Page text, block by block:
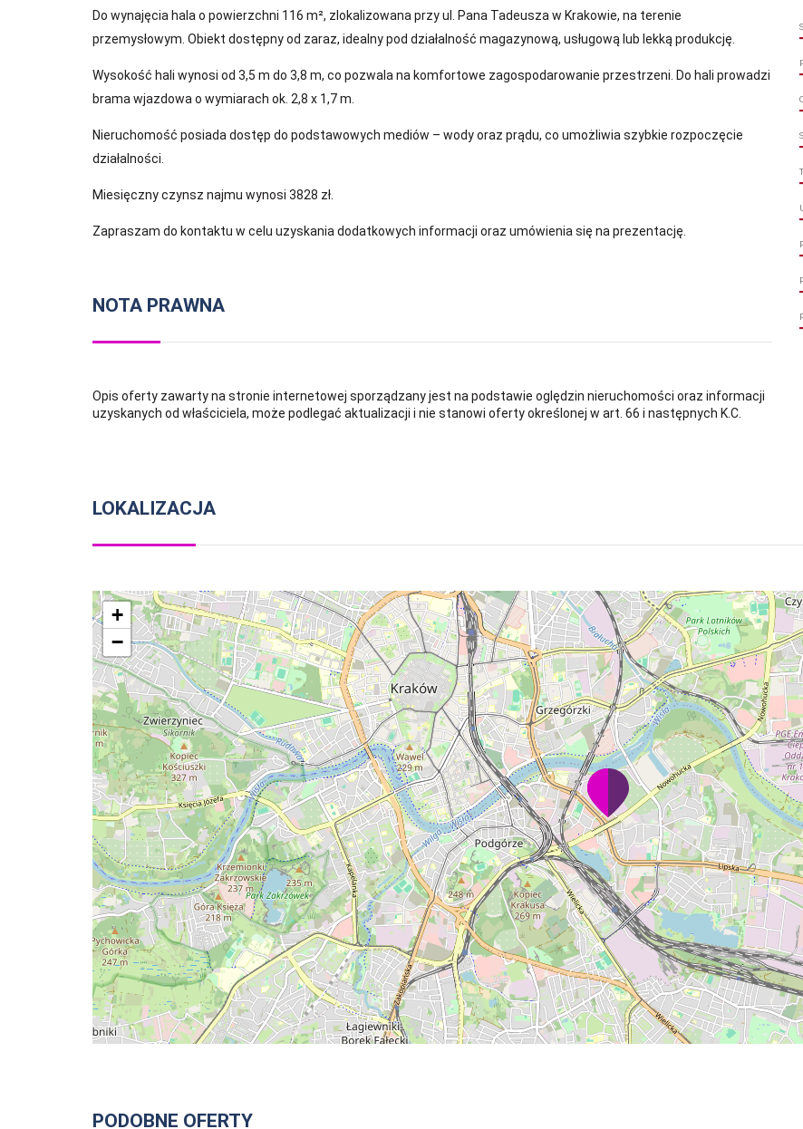
Do wynajęcia hala o powierzchni 116 m², zlokalizowana przy ul. Pana Tadeusza w Krakowie, na terenie
przemysłowym. Obiekt dostępny od zaraz, idealny pod działalność magazynową, usługową lub lekką produkcję.
Wysokość hali wynosi od 3,5 m do 3,8 m, co pozwala na komfortowe zagospodarowanie przestrzeni. Do hali prowadzi
brama wjazdowa o wymiarach ok. 2,8 x 1,7 m.
Nieruchomość posiada dostęp do podstawowych mediów – wody oraz prądu, co umożliwia szybkie rozpoczęcie
działalności.
Miesięczny czynsz najmu wynosi 3828 zł.
Zapraszam do kontaktu w celu uzyskania dodatkowych informacji oraz umówienia się na prezentację.
NOTA PRAWNA
Opis oferty zawarty na stronie internetowej sporządzany jest na podstawie oględzin nieruchomości oraz informacji
uzyskanych od właściciela, może podlegać aktualizacji i nie stanowi oferty określonej w art. 66 i następnych K.C.
LOKALIZACJA
+
−
PODOBNE OFERTY